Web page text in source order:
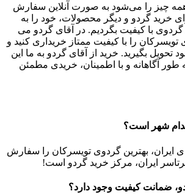
چیز را می‌شود به صورت آنلاین سفارش
خرید گردو و دیگر محصولات، خود را به
با کیفیت بگردیم. در آقای گردو می
تویسرکان را با کیفیت ممتاز خریداری کنید و
تحویل بگیرید. خرید از آقای گردو به ما این
طور آگاهانه و با اطمینان، خریدی مطمئن
شهر است؟
ایران، بهترین گردوی تویسرکان را سفارش
ایران، مرکز خرید گردو است!
ضمانت کیفیت وجود دارد؟